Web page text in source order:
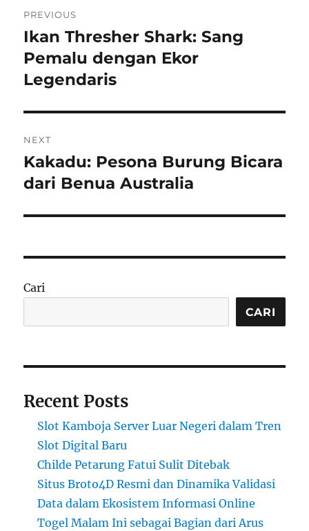
pos
PREVIOUS
Previous
post:
Ikan Thresher Shark: Sang
Pemalu dengan Ekor
Legendaris
NEXT
Next
post:
Kakadu: Pesona Burung Bicara
dari Benua Australia
Cari
CARI
Recent Posts
Slot Kamboja Server Luar Negeri dalam Tren
Slot Digital Baru
Childe Petarung Fatui Sulit Ditebak
Situs Broto4D Resmi dan Dinamika Validasi
Data dalam Ekosistem Informasi Online
Togel Malam Ini sebagai Bagian dari Arus